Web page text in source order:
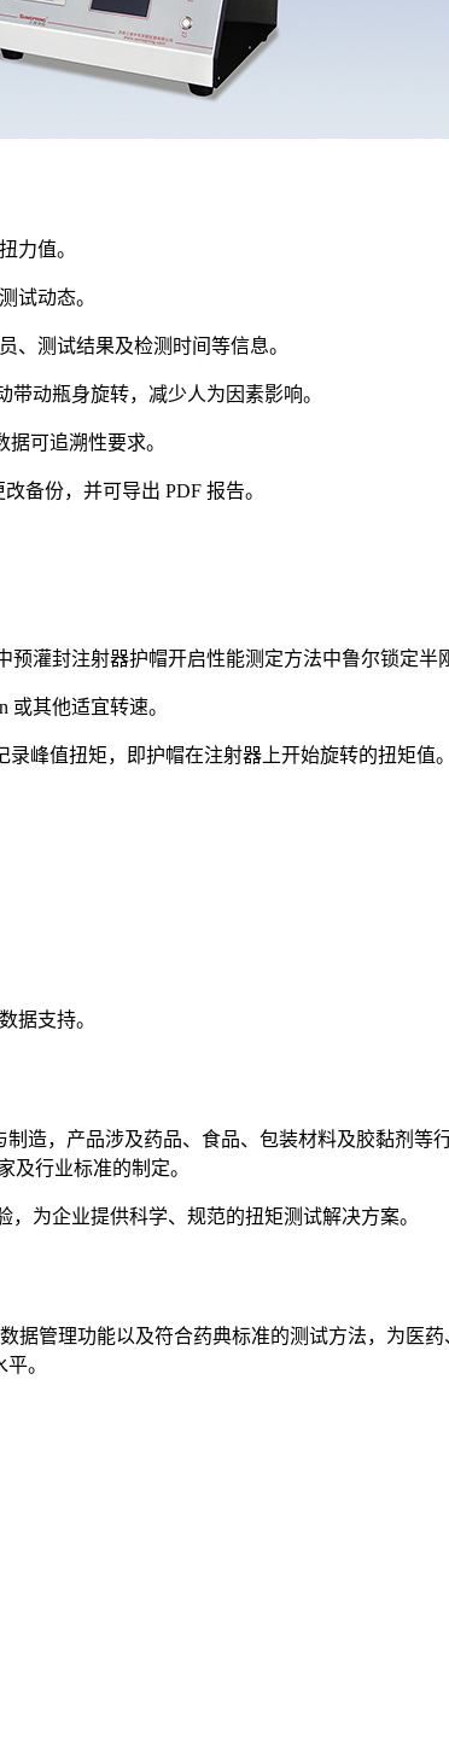
力值。
试动态。
、测试结果及检测时间等信息。
带动瓶身旋转，减少人为因素影响。
可追溯性要求。
备份，并可导出 PDF 报告。
预灌封注射器护帽开启性能测定方法中鲁尔锁定半
或其他适宜转速。
峰值扭矩，即护帽在注射器上开始旋转的扭矩值。
据支持。
造，产品涉及药品、食品、包装材料及胶黏剂等
及行业标准的制定。
为企业提供科学、规范的扭矩测试解决方案。
据管理功能以及符合药典标准的测试方法，为医
。